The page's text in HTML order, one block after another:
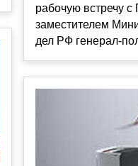
рабочую встречу
заместителем
дел РФ генерал-